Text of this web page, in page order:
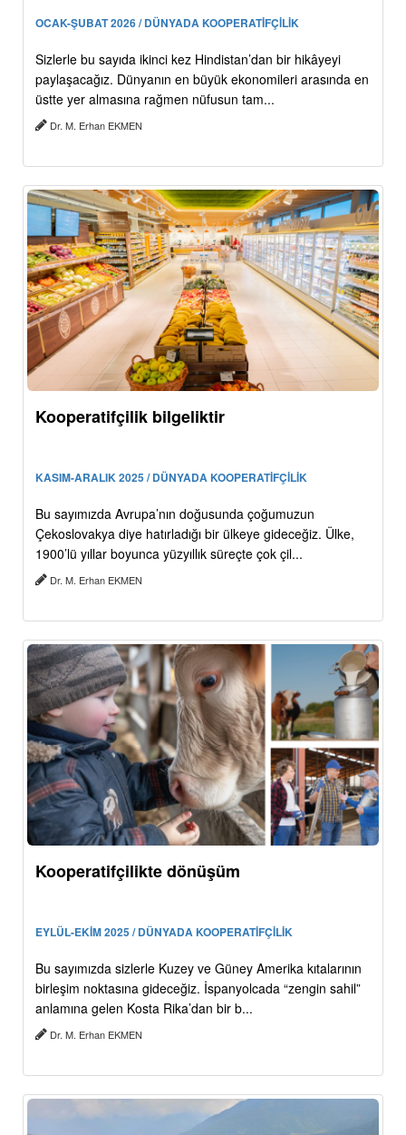
OCAK-ŞUBAT 2026 / DÜNYADA KOOPERATİFÇİLİK
Sizlerle bu sayıda ikinci kez Hindistan’dan bir hikâyeyi
paylaşacağız. Dünyanın en büyük ekonomileri arasında en
üstte yer almasına rağmen nüfusun tam...
Dr. M. Erhan EKMEN
Kooperatifçilik bilgeliktir
KASIM-ARALIK 2025 / DÜNYADA KOOPERATİFÇİLİK
Bu sayımızda Avrupa’nın doğusunda çoğumuzun
Çekoslovakya diye hatırladığı bir ülkeye gideceğiz. Ülke,
1900’lü yıllar boyunca yüzyıllık süreçte çok çil...
Dr. M. Erhan EKMEN
Kooperatifçilikte dönüşüm
EYLÜL-EKİM 2025 / DÜNYADA KOOPERATİFÇİLİK
Bu sayımızda sizlerle Kuzey ve Güney Amerika kıtalarının
birleşim noktasına gideceğiz. İspanyolcada “zengin sahil”
anlamına gelen Kosta Rika’dan bir b...
Dr. M. Erhan EKMEN